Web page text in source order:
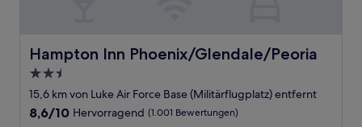
Hampton Inn Phoenix/Glendale/Peoria
Hampton Inn Phoenix/Glendale/Peoria
2.5-
Sterne-
Unterkunft
15,6 km von Luke Air Force Base (Militärflugplatz) entfernt
8.6
8,6/10 Hervorragend (1.001 Bewertungen)